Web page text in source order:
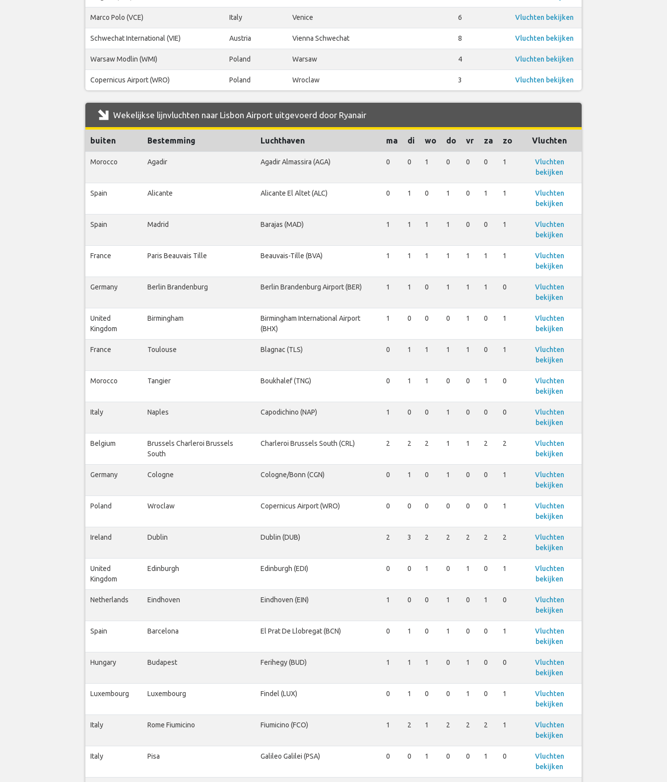
Marco Polo (VCE) Italy Venice 6 Vluchten bekijken
Schwechat International (VIE) Austria Vienna Schwechat 8 Vluchten bekijken
Warsaw Modlin (WMI) Poland Warsaw 4 Vluchten bekijken
Copernicus Airport (WRO) Poland Wroclaw 3 Vluchten bekijken
Wekelijkse lijnvluchten naar Lisbon Airport uitgevoerd door Ryanair
buiten Bestemming Luchthaven ma di wo do vr za zo Vluchten
Morocco Agadir Agadir Almassira (AGA) 0 0 1 0 0 0 1
Vluchten
bekijken
Spain Alicante Alicante El Altet (ALC) 0 1 0 1 0 1 1
Vluchten
bekijken
Spain Madrid Barajas (MAD) 1 1 1 1 0 0 1
Vluchten
bekijken
France Paris Beauvais Tille Beauvais-Tille (BVA) 1 1 1 1 1 1 1
Vluchten
bekijken
Germany Berlin Brandenburg Berlin Brandenburg Airport (BER) 1 1 0 1 1 1 0
Vluchten
bekijken
United
Kingdom
Birmingham
Birmingham International Airport
(BHX)
1 0 0 0 1 0 1
Vluchten
bekijken
France Toulouse Blagnac (TLS) 0 1 1 1 1 0 1
Vluchten
bekijken
Morocco Tangier Boukhalef (TNG) 0 1 1 0 0 1 0
Vluchten
bekijken
Italy Naples Capodichino (NAP) 1 0 0 1 0 0 0
Vluchten
bekijken
Belgium
Brussels Charleroi Brussels
South
Charleroi Brussels South (CRL) 2 2 2 1 1 2 2
Vluchten
bekijken
Germany Cologne Cologne/Bonn (CGN) 0 1 0 1 0 0 1
Vluchten
bekijken
Poland Wroclaw Copernicus Airport (WRO) 0 0 0 0 0 0 1
Vluchten
bekijken
Ireland Dublin Dublin (DUB) 2 3 2 2 2 2 2
Vluchten
bekijken
United
Kingdom
Edinburgh Edinburgh (EDI) 0 0 1 0 1 0 1
Vluchten
bekijken
Netherlands Eindhoven Eindhoven (EIN) 1 0 0 1 0 1 0
Vluchten
bekijken
Spain Barcelona El Prat De Llobregat (BCN) 0 1 0 1 0 0 1
Vluchten
bekijken
Hungary Budapest Ferihegy (BUD) 1 1 1 0 1 0 0
Vluchten
bekijken
Luxembourg Luxembourg Findel (LUX) 0 1 0 0 1 0 1
Vluchten
bekijken
Italy Rome Fiumicino Fiumicino (FCO) 1 2 1 2 2 2 1
Vluchten
bekijken
Italy Pisa Galileo Galilei (PSA) 0 0 1 0 0 1 0
Vluchten
bekijken